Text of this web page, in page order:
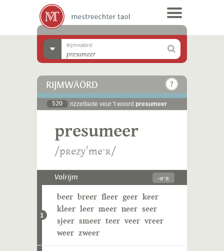
Rijmwäörd
RIJMWÄÖRD
520 rizzeltaote veur 't woord presumeer
presumeer
/pʀezyˈmeˑʀ/
Volrijm -eˑʀ
1
beer breer fleer geer keer
kleer leer meer neer seer
sjeer smeer teer veer vreer
weer zweer